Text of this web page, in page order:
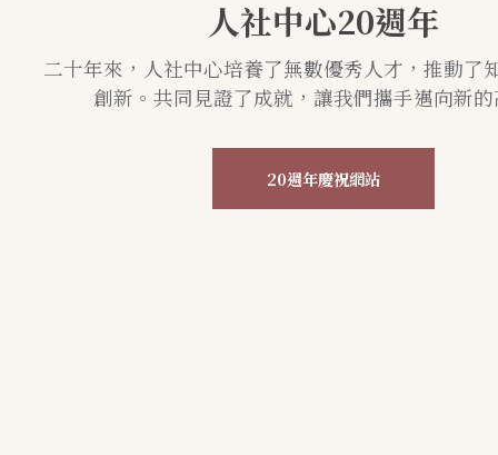
人社中心20週年
二十年來，人社中心培養了無數優秀人才，推動了
創新。共同見證了成就，讓我們攜手邁向新
20週年慶祝網站